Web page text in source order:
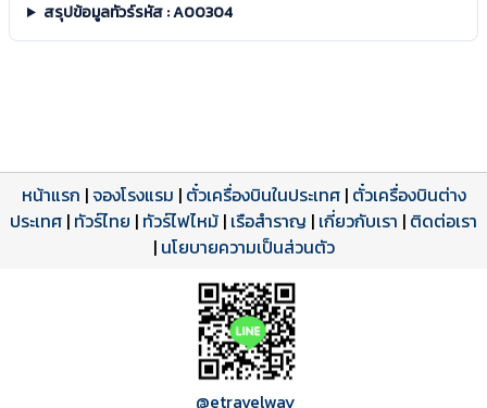
สรุปข้อมูลทัวร์รหัส : A00304
โปรแกรมทัวร์
ดาวน์โหลด PDF
รีวิวลูกค้าจริง
รีวิวจาก eTravelWay
เปิดหน้าเต็ม
ใบอนุญาตนำเที่ยว
เลขที่ 11/11450
เปิดหน้าเต็ม
หน้าแรก |จองโรงแรม | ตั๋วเครื่องบินในประเทศ| ตั๋วเครื่องบินต่าง
ประเทศ | ทัวร์ไทย | ทัวร์ไฟไหม้ | เรือสำราญ | เกี่ยวกับเรา | ติดต่อเรา
| นโยบายความเป็นส่วนตัว
@etravelway